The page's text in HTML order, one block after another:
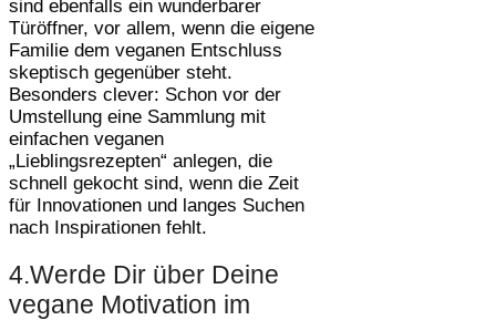
sind ebenfalls ein wunderbarer
Türöffner, vor allem, wenn die eigene
Familie dem veganen Entschluss
skeptisch gegenüber steht.
Besonders clever: Schon vor der
Umstellung eine Sammlung mit
einfachen veganen
„Lieblingsrezepten“ anlegen, die
schnell gekocht sind, wenn die Zeit
für Innovationen und langes Suchen
nach Inspirationen fehlt.
4.Werde Dir über Deine
vegane Motivation im